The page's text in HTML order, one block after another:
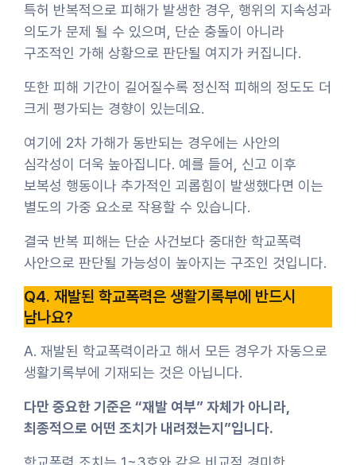
특허 반복적으로 피해가 발생한 경우, 행위의 지속성과
의도가 문제 될 수 있으며, 단순 충돌이 아니라
구조적인 가해 상황으로 판단될 여지가 커집니다.
또한 피해 기간이 길어질수록 정신적 피해의 정도도 더
크게 평가되는 경향이 있는데요.
여기에 2차 가해가 동반되는 경우에는 사안의
심각성이 더욱 높아집니다. 예를 들어, 신고 이후
보복성 행동이나 추가적인 괴롭힘이 발생했다면 이는
별도의 가중 요소로 작용할 수 있습니다.
결국 반복 피해는 단순 사건보다 중대한 학교폭력
사안으로 판단될 가능성이 높아지는 구조인 것입니다.
Q4. 재발된 학교폭력은 생활기록부에 반드시
남나요?
A. 재발된 학교폭력이라고 해서 모든 경우가 자동으로
생활기록부에 기재되는 것은 아닙니다.
다만 중요한 기준은 “재발 여부” 자체가 아니라,
최종적으로 어떤 조치가 내려졌는지”입니다.